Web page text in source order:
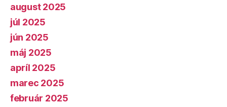
august 2025
júl 2025
jún 2025
máj 2025
apríl 2025
marec 2025
február 2025